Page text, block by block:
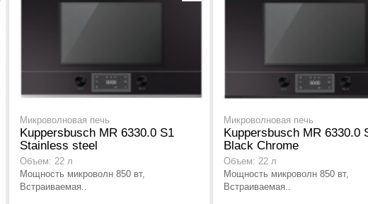
Микроволновая печь
Kuppersbusch MR 6330.0 S1
Stainless steel
Объем: 22 л
Мощность микроволн 850 вт,
Встраиваемая..
Микроволновая печь
Kuppersbusch MR 6330.0
Black Chrome
Объем: 22 л
Мощность микроволн 850 вт,
Встраиваемая..